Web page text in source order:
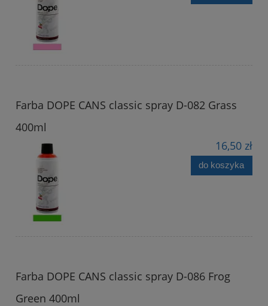
Farba DOPE CANS classic spray D-082 Grass
400ml
16,50 zł
do koszyka
Farba DOPE CANS classic spray D-086 Frog
Green 400ml